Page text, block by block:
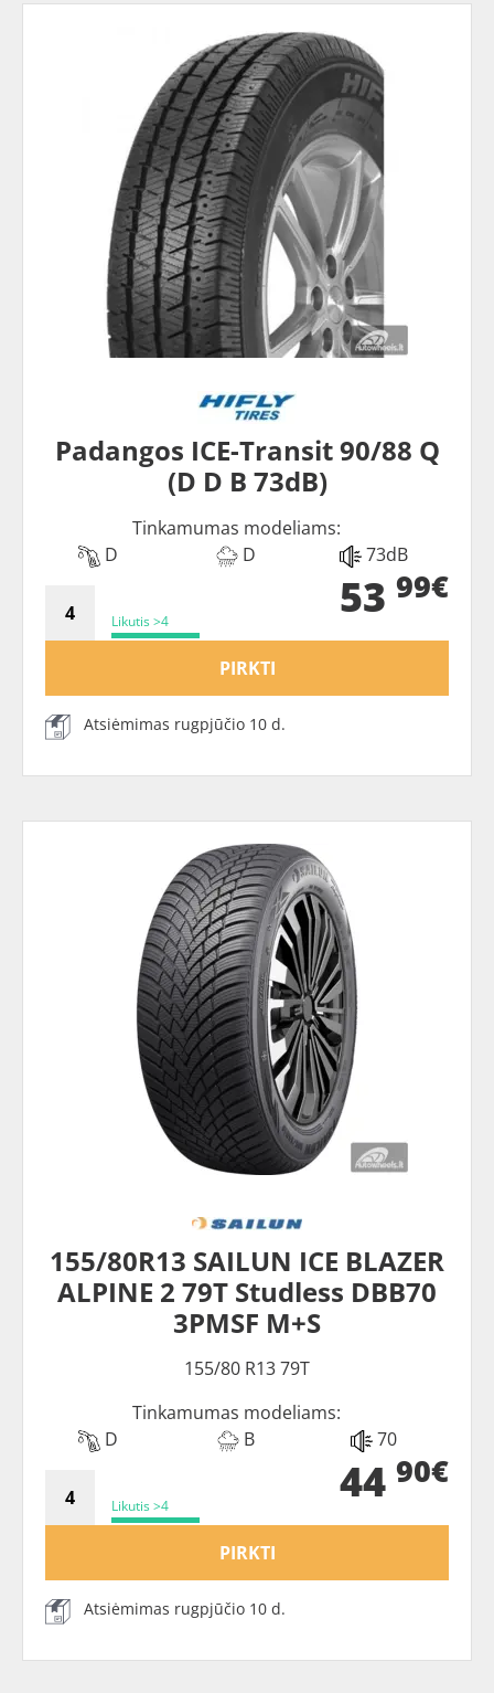
Padangos ICE-Transit 90/88 Q
(D D B 73dB)
Tinkamumas modeliams:
D
D 73dB
Likutis >4 53 99€
PIRKTI
Atsiėmimas rugpjūčio 10 d.
155/80R13 SAILUN ICE BLAZER
ALPINE 2 79T Studless DBB70
3PMSF M+S
155/80 R13 79T
Tinkamumas modeliams:
D
B 70
Likutis >4 44 90€
PIRKTI
Atsiėmimas rugpjūčio 10 d.